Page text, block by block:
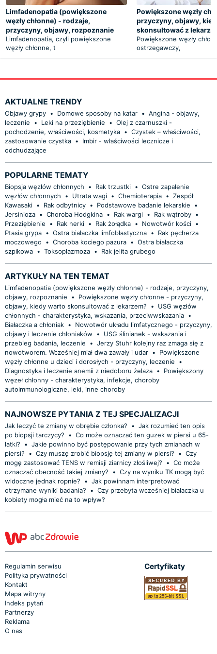
Limfadenopatia (powiększone
węzły chłonne) - rodzaje,
przyczyny, objawy, rozpoznanie
Limfadenopatia, czyli powiększone
węzły chłonne, t
Powiększone węzły
przyczyny, objawy,
skonsultować z
Powiększone węzły
ostrzegawczy,
AKTUALNE TRENDY
Objawy grypy • Domowe sposoby na katar • Angina - objawy,
leczenie
• Leki na przeziębienie • Olej z czarnuszki -
pochodzenie, właściwości, kosmetyka • Czystek – właściwości,
zastosowanie czystka •
Imbir - właściwości lecznicze i
odchudzające
POPULARNE TEMATY
Biopsja węzłów chłonnych • Rak trzustki • Ostre zapalenie
węzłów chłonnych
• Utrata wagi • Chemioterapia • Zespół
Kawasaki • Rak odbytnicy • Podstawowe badanie lekarskie
•
Jersinioza • Choroba Hodgkina • Rak wargi • Rak wątroby •
Przeziębienie
• Rak nerki • Rak żołądka • Nowotwór kości •
Ptasia grypa • Ostra białaczka limfoblastyczna •
Rak pęcherza
moczowego
• Choroba kociego pazura • Ostra białaczka
szpikowa • Toksoplazmoza • Rak jelita grubego
ARTYKUŁY NA TEN TEMAT
Limfadenopatia (powiększone węzły chłonne) - rodzaje, przyczyny,
objawy, rozpoznanie
•
Powiększone węzły chłonne - przyczyny,
objawy, kiedy warto skonsultować z lekarzem?
•
USG węzłów
chłonnych - charakterystyka, wskazania, przeciwwskazania •
Białaczka a chłoniak •
Nowotwór układu limfatycznego - przyczyny,
objawy i leczenie chłoniaków
•
USG ślinianek - wskazania i
przebieg badania, leczenie
• Jerzy Stuhr kolejny raz zmaga się z
nowotworem. Wcześniej miał dwa zawały i udar •
Powiększone
węzły chłonne u dzieci i dorosłych - przyczyny, leczenie
•
Diagnostyka i leczenie anemii z niedoboru żelaza •
Powiększony
węzeł chłonny - charakterystyka, infekcje, choroby
autoimmunologiczne, leki, inne choroby
NAJNOWSZE PYTANIA Z TEJ SPECJALIZACJI
Jak leczyć te zmiany w obrębie członka? • Jak rozumieć ten opis
po biopsji tarczycy?
• Co może oznaczać ten guzek w piersi u 65-
latki?
• Jakie powinno być postępowanie przy tych zmianach w
piersi?
• Czy muszę zrobić biopsję tej zmiany w piersi? • Czy
mogę zastosować TENS w remisji ziarnicy złośliwej?
• Co może
oznaczać obecność takiej zmiany?
• Czy na wyniku TK mogą być
widoczne jednak ropnie?
• Jak powinnam interpretować
otrzymane wyniki badania?
• Czy przebyta wcześniej białaczka u
kobiety mogła mieć na to wpływ?
Regulamin serwisu
Polityka prywatności
Kontakt
Mapa witryny
Indeks pytań
Partnerzy
Reklama
O nas
Certyfikaty